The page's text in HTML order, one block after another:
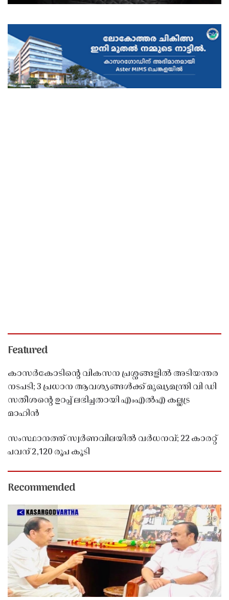
Featured
കാസർകോടിൻ്റെ വികസന പ്രശ്നങ്ങളിൽ അടിയന്തര
നടപടി; 3 പ്രധാന ആവശ്യങ്ങൾക്ക് മുഖ്യമന്ത്രി വി ഡി
സതീശൻ്റെ ഉറപ്പ് ലഭിച്ചതായി എംഎൽഎ കല്ലട്ര
മാഹിൻ
സംസ്ഥാനത്ത് സ്വർണവിലയിൽ വർധനവ്; 22 കാരറ്റ്
പവന് 2,120 രൂപ കൂടി
Recommended